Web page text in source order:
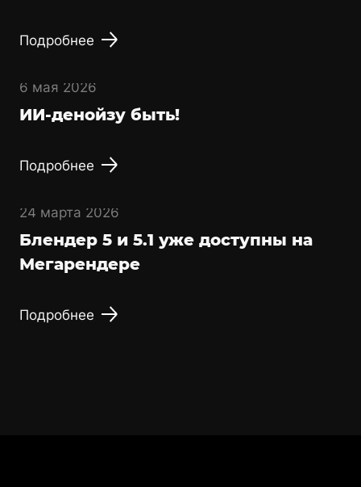
Подробнее
6 мая 2026
ИИ-денойзу быть!
Подробнее
24 марта 2026
Блендер 5 и 5.1 уже доступны на
Мегарендере
Подробнее